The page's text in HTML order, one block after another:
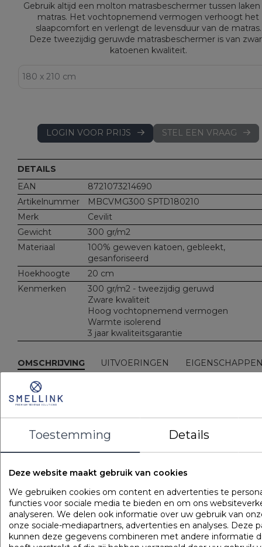
Gebruik altijd een molton matrasbeschermer tussen
matras. Het vochtopnemend vermogen verhoogt het
slaapcomfort en verlengt de levensduur van de matras.
Deze tweezijdig geruwde matrasbeschermer is van
katoenen kwaliteit.
LOGIN VOOR PRIJS STEL EEN VRAAG
DETAILS
EAN
8721073214690
Artikelnummer
MBCVMG300 SPTD180210
Merk
Cevilit
Gewicht
300 gr/m2
Materiaal
100% geweven katoen, gebleekt,
gesanforiseerd
Hoekhoogte
20 cm
Kenmerken
300 gr/m2 - tweezijdig geruwd
Zware kwaliteit
Hoog vochtopnemend vermogen
Warmte isolerend
3 jaar kwaliteitsgarantie
OMSCHRIJVING UITVOERINGEN
Gebruik altijd een molton matrasbeschermer tussen laken
matras. Het vochtopnemend vermogen verhoogt het
Deze tweezijdig geruwde matrasbeschermer is van zware
katoenen kwaliteit.
Gilder Synthetisch Superior
Art. VADBG42TH
Toestemming Details
Deze website maakt gebruik van cookies
We gebruiken cookies om content en advertenties te
functies voor sociale media te bieden en om ons
analyseren. We delen ook informatie over uw gebruik van
onze sociale-mediapartners, advertenties en analyses. Deze
kunnen deze gegevens combineren met andere informatie